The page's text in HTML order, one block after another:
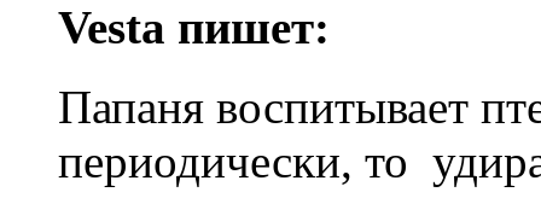
Vesta пишет:
Папаня воспитывает
периодически, то